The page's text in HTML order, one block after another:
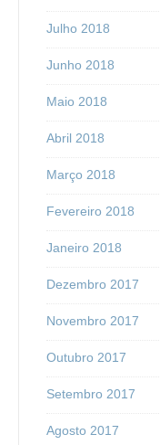
Julho 2018
Junho 2018
Maio 2018
Abril 2018
Março 2018
Fevereiro 2018
Janeiro 2018
Dezembro 2017
Novembro 2017
Outubro 2017
Setembro 2017
Agosto 2017